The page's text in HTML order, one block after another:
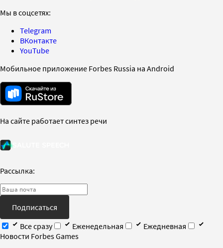
Мы в соцсетях:
Telegram
ВКонтакте
YouTube
Мобильное приложение Forbes Russia на Android
На сайте работает синтез речи
Рассылка:
Подписаться
Все сразу
Еженедельная
Ежедневная
Новости Forbes Games